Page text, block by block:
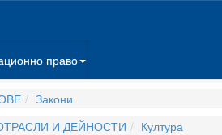
право
Закони
И ДЕЙНОСТИ
Култура